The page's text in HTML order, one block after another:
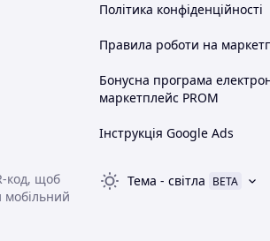
Політика конфіденційності
Правила роботи на
Бонусна програма
маркетплейс PROM
Інструкція Google Ads
код, щоб
мобільний
Тема - світла BETA